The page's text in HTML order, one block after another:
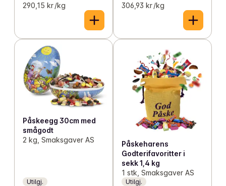
290,15 kr /kg 306,93 kr /kg
Påskeegg 30cm med
smågodt
2 kg, Smaksgaver AS
Utilgj.
Påskeharens
Godterifavoritter i
sekk 1,4 kg
1 stk, Smaksgaver AS
Utilgj.